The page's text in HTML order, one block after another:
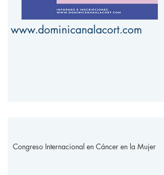
www.dominicanalacort.com
Congreso Internacional en Cáncer en la Mujer